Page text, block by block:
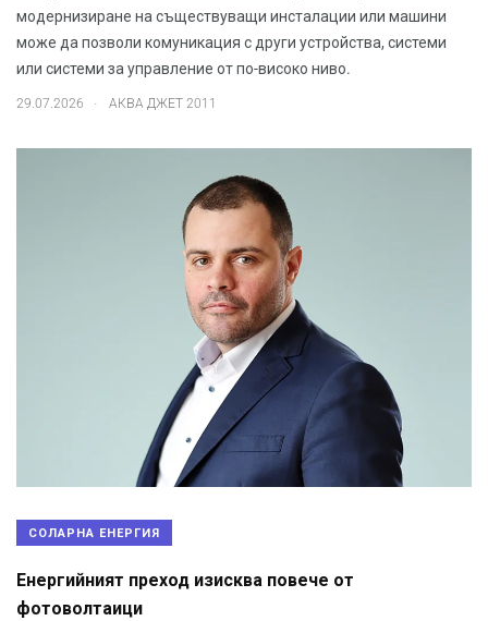
модернизиране на съществуващи инсталации или машини
може да позволи комуникация с други устройства, системи
или системи за управление от по-високо ниво.
29.07.2026 . АКВА ДЖЕТ 2011
СОЛАРНА ЕНЕРГИЯ
Енергийният преход изисква повече от
фотоволтаици